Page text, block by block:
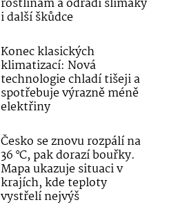
rostlinám a odradí slimáky
i další škůdce
Konec klasických
klimatizací: Nová
technologie chladí tišeji a
spotřebuje výrazně méně
elektřiny
Česko se znovu rozpálí na
36 °C, pak dorazí bouřky.
Mapa ukazuje situaci v
krajích, kde teploty
vystřelí nejvýš